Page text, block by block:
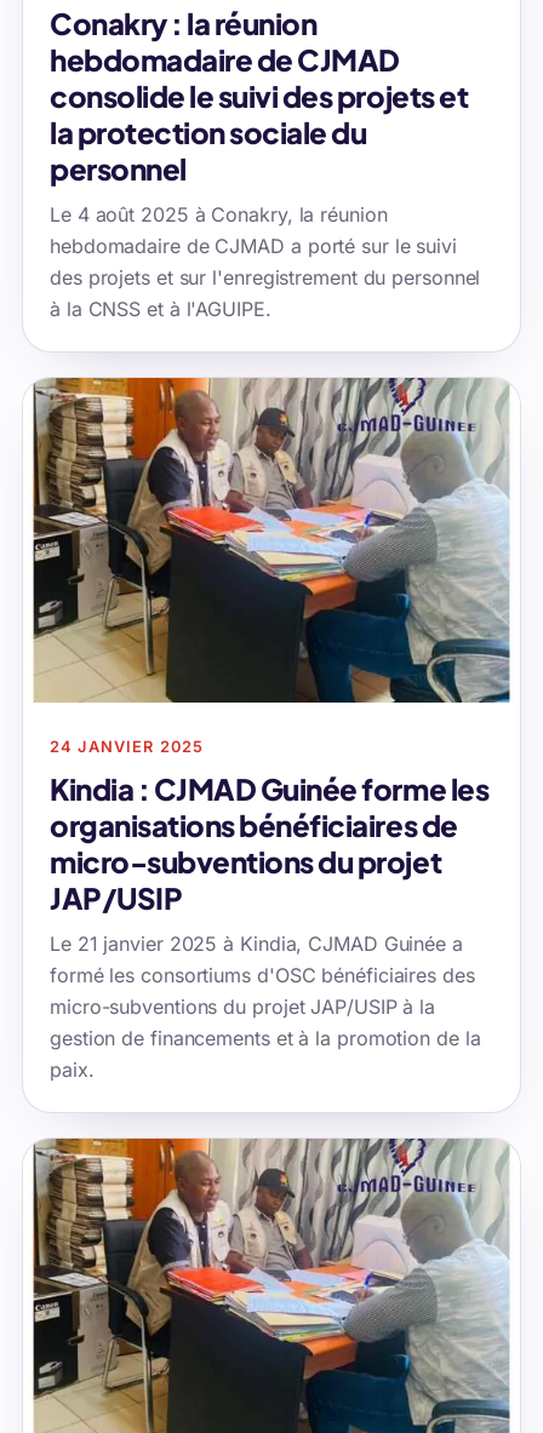
Conakry : la réunion
hebdomadaire de CJMAD
consolide le suivi des projets et
la protection sociale du
personnel
Le 4 août 2025 à Conakry, la réunion
hebdomadaire de CJMAD a porté sur le suivi
des projets et sur l'enregistrement du personnel
à la CNSS et à l'AGUIPE.
24 JANVIER 2025
Kindia : CJMAD Guinée forme les
organisations bénéficiaires de
micro-subventions du projet
JAP/USIP
Le 21 janvier 2025 à Kindia, CJMAD Guinée a
formé les consortiums d'OSC bénéficiaires des
micro-subventions du projet JAP/USIP à la
gestion de financements et à la promotion de la
paix.